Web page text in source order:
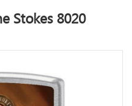
Stokes 8020